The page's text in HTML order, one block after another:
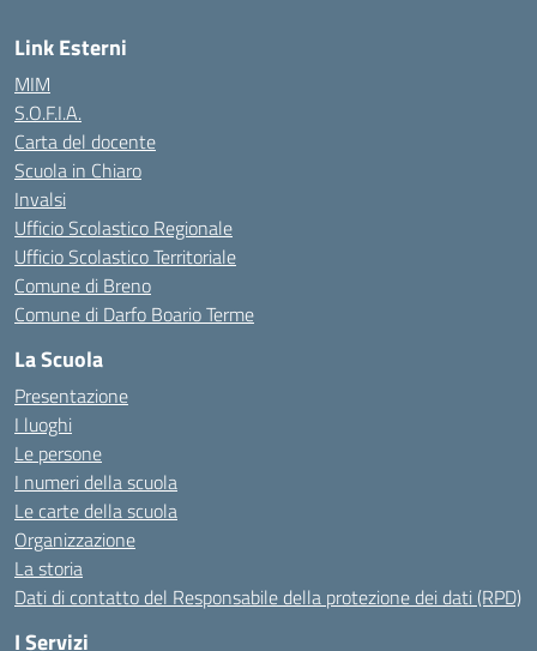
Link Esterni
MIM
S.O.F.I.A.
Carta del docente
Scuola in Chiaro
Invalsi
Ufficio Scolastico Regionale
Ufficio Scolastico Territoriale
Comune di Breno
Comune di Darfo Boario Terme
La Scuola
Presentazione
I luoghi
Le persone
I numeri della scuola
Le carte della scuola
Organizzazione
La storia
Dati di contatto del Responsabile della protezione dei dati (RPD)
I Servizi